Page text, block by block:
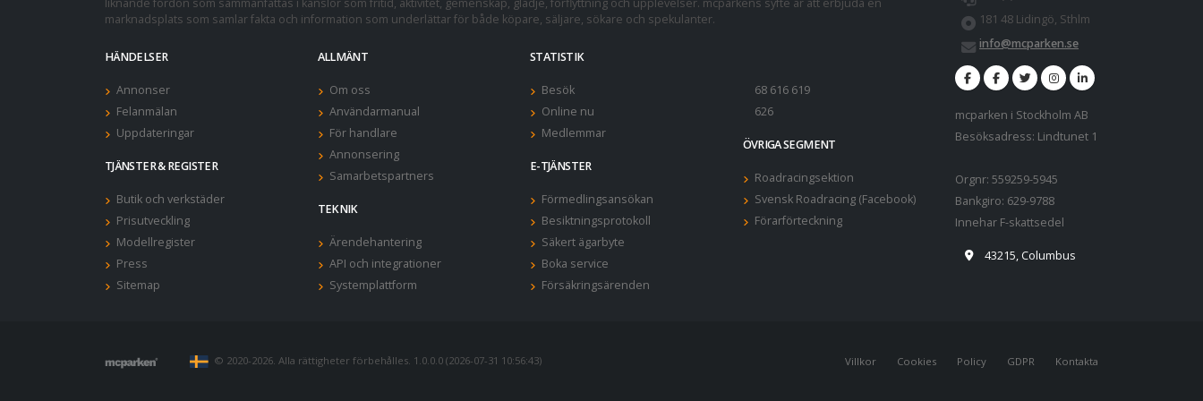
liknande fordon som sammanfattas i känslor som fritid, aktivitet, gemenskap, glädje, förflyttning och upplevelser. mcparkens syfte är att erbjuda en
marknadsplats som samlar fakta och information som underlättar för både köpare, säljare, sökare och spekulanter.
HÄNDELSER
Annonser
Felanmälan
Uppdateringar
TJÄNSTER & REGISTER
Butik och verkstäder
Prisutveckling
Modellregister
Press
Sitemap
ALLMÄNT
Om oss
Användarmanual
För handlare
Annonsering
Samarbetspartners
TEKNIK
Ärendehantering
API och integrationer
Systemplattform
STATISTIK
Besök
Online nu
Medlemmar
E-TJÄNSTER
Förmedlingsansökan
Besiktningsprotokoll
Säkert ägarbyte
Boka service
Försäkringsärenden
68 616 619
626
ÖVRIGA SEGMENT
Roadracingsektion
Svensk Roadracing (Facebook)
Förarförteckning
181 48 Lidingö, Sthlm
info@mcparken.se
mcparken i Stockholm AB
Besöksadress: Lindtunet 1
Orgnr: 559259-5945
Bankgiro: 629-9788
Innehar F-skattsedel
43215, Columbus
© 2020-2026. Alla rättigheter förbehålles. 1.0.0.0 (2026-07-31 10:56:43) Villkor Cookies Policy GDPR Kontakta